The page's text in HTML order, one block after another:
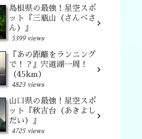
島根県の最強！星空スポ
ット『三瓶山（さんべさ
ん）』
5399 views
『あの距離をランニング
で！？』宍道湖一周！
（45km）
4823 views
山口県の最強！星空スポ
ット『秋吉台（あきよし
だい）』
4725 views